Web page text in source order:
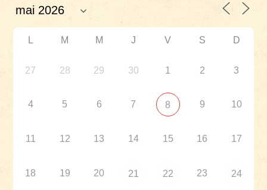
L M M J V S D
27 28 29 30 1 2 3
4 5 6 7 8 9 10
11 12 13 14 15 16 17
18 19 20 21 22 23 24